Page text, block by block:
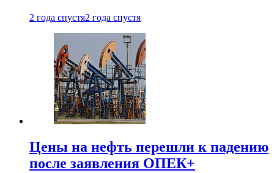
2 года спустя2 года спустя
Цены на нефть перешли к падению
после заявления ОПЕК+